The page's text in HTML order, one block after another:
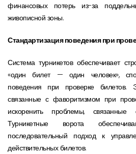
финансовых потерь из-за
живописной зоны.
Стандартизация поведения при
Система турникетов обеспечивает
«один билет — один человек»,
поведения при проверке билетов.
связанные с фаворитизмом при
искоренить проблемы, связанные
Турникетные ворота
последовательный подход к
действительных билетов.